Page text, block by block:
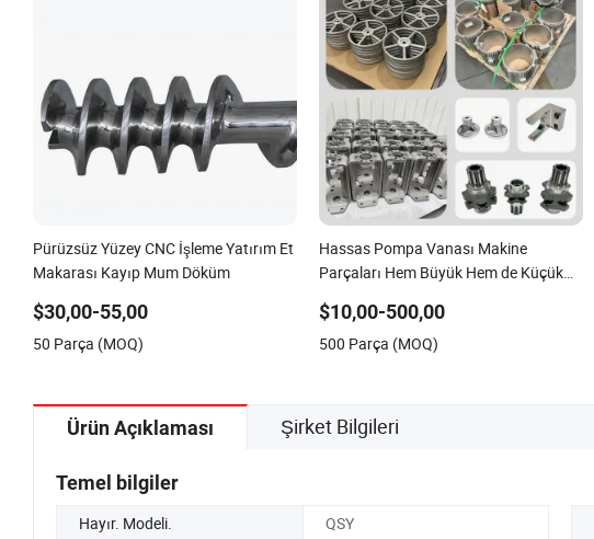
Pürüzsüz Yüzey CNC İşleme Yatırım Et
Makarası Kayıp Mum Döküm
$30,00-55,00
50 Parça (MOQ)
Hassas Pompa Vanası Makine
Parçaları Hem Büyük Hem de Küçük
Demir ve Kayıp Mum Yatırım Dökümü
ile Üretilmiştir. Fabrika Dökümhanesi
$10,00-500,00
500 Parça (MOQ)
Ürün Açıklaması Şirket Bilgileri
Temel bilgiler
Hayır. Modeli. QSY